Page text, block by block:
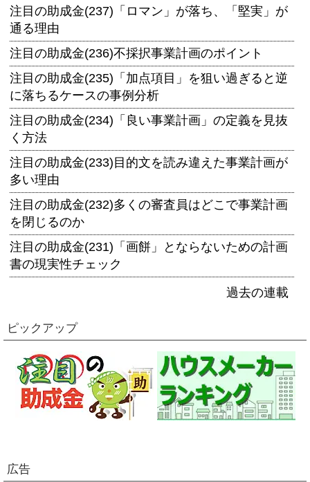
注目の助成金(237)「ロマン」が落ち、「堅実」が
通る理由
注目の助成金(236)不採択事業計画のポイント
注目の助成金(235)「加点項目」を狙い過ぎると逆
に落ちるケースの事例分析
注目の助成金(234)「良い事業計画」の定義を見抜
く方法
注目の助成金(233)目的文を読み違えた事業計画が
多い理由
注目の助成金(232)多くの審査員はどこで事業計画
を閉じるのか
注目の助成金(231)「画餅」とならないための計画
書の現実性チェック
過去の連載
ピックアップ
広告